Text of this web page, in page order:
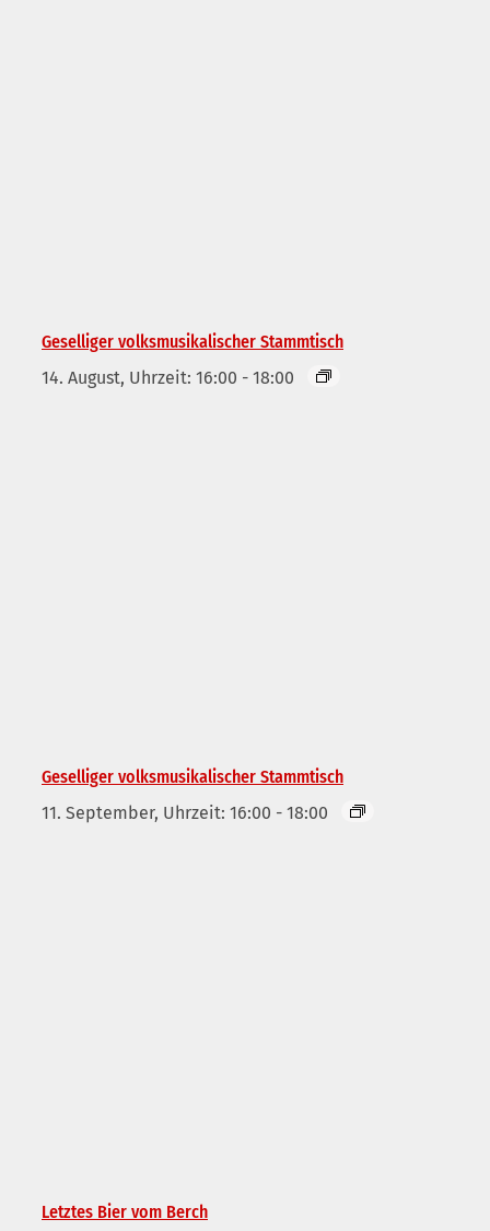
Geselliger volksmusikalischer Stammtisch
14. August, Uhrzeit: 16:00 - 18:00
Geselliger volksmusikalischer Stammtisch
11. September, Uhrzeit: 16:00 - 18:00
Letztes Bier vom Berch